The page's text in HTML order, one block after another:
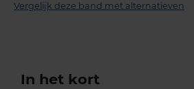
Vergelijk deze band met alternatieven
In het kort